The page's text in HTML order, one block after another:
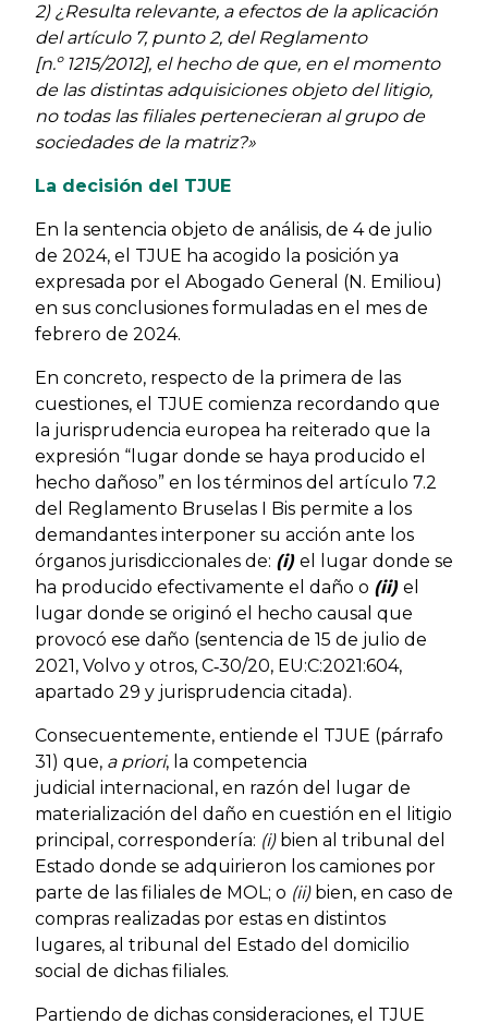
2) ¿Resulta relevante, a efectos de la aplicación
del artículo 7, punto 2, del Reglamento
[n.º 1215/2012], el hecho de que, en el momento
de las distintas adquisiciones objeto del litigio,
no todas las filiales pertenecieran al grupo de
sociedades de la matriz?»
La decisión del TJUE
En la sentencia objeto de análisis, de 4 de julio
de 2024, el TJUE ha acogido la posición ya
expresada por el Abogado General (N. Emiliou)
en sus conclusiones formuladas en el mes de
febrero de 2024.
En concreto, respecto de la primera de las
cuestiones, el TJUE comienza recordando que
la jurisprudencia europea ha reiterado que la
expresión “lugar donde se haya producido el
hecho dañoso” en los términos del artículo 7.2
del Reglamento Bruselas I Bis permite a los
demandantes interponer su acción ante los
órganos jurisdiccionales de: (i) el lugar donde se
ha producido efectivamente el daño o (ii) el
lugar donde se originó el hecho causal que
provocó ese daño (sentencia de 15 de julio de
2021, Volvo y otros, C‑30/20, EU:C:2021:604,
apartado 29 y jurisprudencia citada).
Consecuentemente, entiende el TJUE (párrafo
31) que, a priori, la competencia
judicial internacional, en razón del lugar de
materialización del daño en cuestión en el litigio
principal, correspondería: (i) bien al tribunal del
Estado donde se adquirieron los camiones por
parte de las filiales de MOL; o (ii)bien, en caso de
compras realizadas por estas en distintos
lugares, al tribunal del Estado del domicilio
social de dichas filiales.
Partiendo de dichas consideraciones, el TJUE